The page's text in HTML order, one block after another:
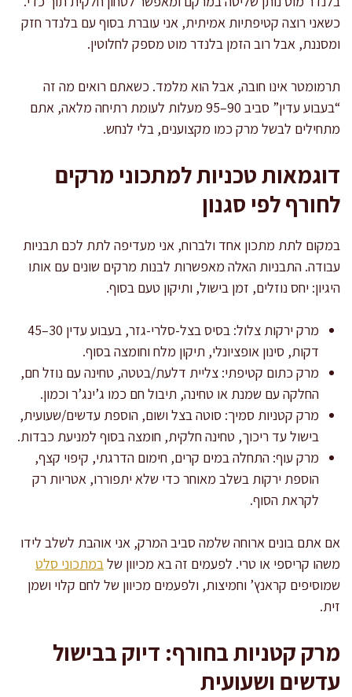
כשאני רוצה קטיפתיות אמיתית, אני עוברת בסוף עם בלנדר חזק
ומסננת, אבל רוב הזמן בלנדר מוט מספק לחלוטין.
תרמומטר אינו חובה, אבל הוא מלמד. כשאתם רואים מה זה
“בעבוע עדין” סביב 90–95 מעלות לעומת רתיחה מלאה, אתם
מתחילים לבשל מרק כמו מקצוענים, בלי לנחש.
דוגמאות טכניות למתכוני מרקים
לחורף לפי סגנון
במקום לתת מתכון אחד ולברוח, אני מעדיפה לתת לכם תבניות
עבודה. התבניות האלה מאפשרות לבנות מרקים שונים עם אותו
היגיון: יחס נוזלים, זמן בישול, ותיקון טעם בסוף.
מרק ירקות צלול: בסיס בצל-סלרי-גזר, בעבוע עדין 30–45
דקות, סינון אופציונלי, תיקון מלח וחומצה בסוף.
מרק כתום קטיפתי: צליית דלעת/בטטה, טחינה עם נוזל חם,
החלקה עם שמנת או טחינה, תיבול חם כמו ג’ינג’ר וכמון.
מרק קטניות סמיך: סוטה בצל ושום, הוספת עדשים/שעועית,
בישול עד ריכוך, טחינה חלקית, חומצה בסוף למניעת כבדות.
מרק עוף: התחלה במים קרים, חימום הדרגתי, קיפוי קצף,
הוספת ירקות בשלב מאוחר כדי שלא יתפוררו, אטריות רק
לקראת הסוף.
אם אתם בונים ארוחה שלמה סביב המרק, אני אוהבת לשלב לידו
משהו קריספי או טרי. לפעמים זה בא מכיוון שלבמתכוני סלט
שמוסיפים קראנץ’ וחמיצות, ולפעמים מכיוון של לחם קלוי ושמן
זית.
מרק קטניות בחורף: דיוק בבישול
עדשים ושעועית